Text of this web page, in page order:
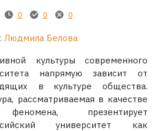
0 0 0
Людмила Белова
культуры современного
напрямую зависит от
в культуре общества.
рассматриваемая в качестве
феномена, презентирует
университет как